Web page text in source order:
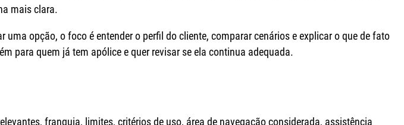
mais clara.
opção, o foco é entender o perfil do cliente, comparar cenários e explicar o que de fato
para quem já tem apólice e quer revisar se ela continua adequada.
franquia, limites, critérios de uso, área de navegação considerada, assistência